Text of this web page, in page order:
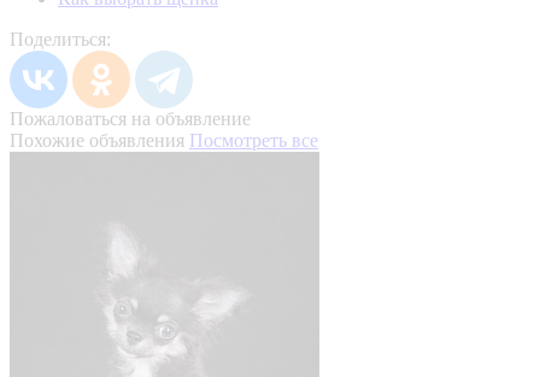
Поделиться:
Пожаловаться на объявление
Похожие объявления Посмотреть все